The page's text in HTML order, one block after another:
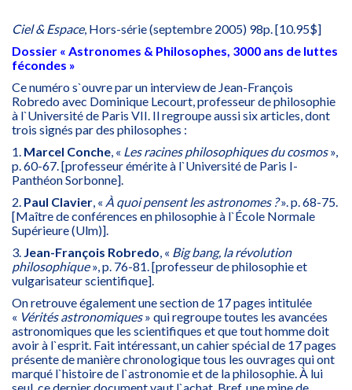
Ciel & Espace, Hors-série (septembre 2005) 98p. [10.95$]
Dossier « Astronomes & Philosophes, 3000 ans de luttes
fécondes »
Ce numéro s`ouvre par un interview de Jean-François
Robredo avec Dominique Lecourt, professeur de philosophie
à l`Université de Paris VII. Il regroupe aussi six articles, dont
trois signés par des philosophes :
1. Marcel Conche, « Les racines philosophiques du cosmos»,
p. 60-67. [professeur émérite à l`Université de Paris I-
Panthéon Sorbonne].
2. Paul Clavier, « À quoi pensent les astronomes ?». p. 68-75.
[Maître de conférences en philosophie à l`École Normale
Supérieure (Ulm)].
3. Jean-François Robredo, « Big bang, la révolution
philosophique», p. 76-81. [professeur de philosophie et
vulgarisateur scientifique].
On retrouve également une section de 17 pages intitulée
« Vérités astronomiques» qui regroupe toutes les avancées
astronomiques que les scientifiques et que tout homme doit
avoir à l`esprit. Fait intéressant, un cahier spécial de 17 pages
présente de manière chronologique tous les ouvrages qui ont
marqué l`histoire de l`astronomie et de la philosophie. À lui